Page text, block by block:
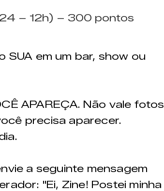
– 12h) – 300 pontos
SUA em um bar, show ou
APAREÇA. Não vale fotos
precisa aparecer.
a seguinte mensagem
"Ei, Zine! Postei minha